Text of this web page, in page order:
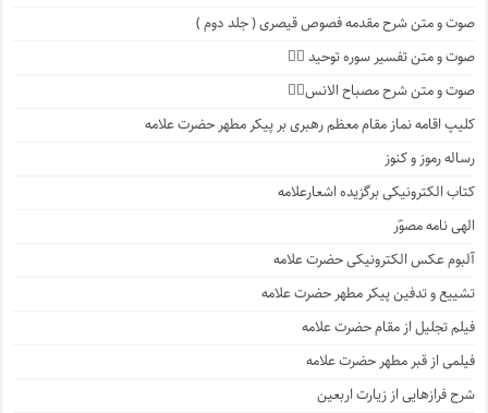
صوت و متن شرح مقدمه فصوص قیصری ( جلد دوم )
صوت و متن تفسیر سوره توحید ۱️⃣
صوت و متن شرح مصباح الانس۸⃣
کلیپ اقامه نماز مقام معظم رهبری بر پیکر مطهر حضرت علامه
رساله رموز و کنوز
کتاب الکترونیکی برگزیده اشعارعلامه
الهی نامه مصوّر
آلبوم عکس الکترونیکی حضرت علامه
تشییع و تدفین پیکر مطهر حضرت علامه
فیلم تجلیل از مقام حضرت علامه
فیلمی از قبر مطهر حضرت علامه
شرح فرازهایی از زیارت اربعین